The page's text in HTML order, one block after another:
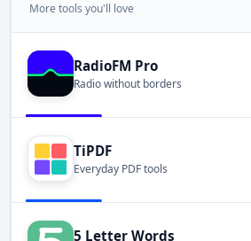
More tools you'll love
RadioFM Pro
Radio without borders
TiPDF
Everyday PDF tools
5 Letter Words